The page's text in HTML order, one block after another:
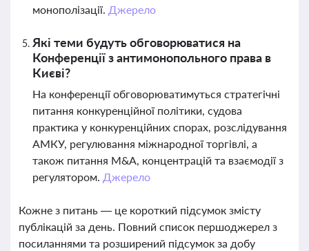
монополізації. Джерело
Які теми будуть обговорюватися на
Конференції з антимонопольного права в
Києві?
На конференції обговорюватимуться стратегічні
питання конкуренційної політики, судова
практика у конкуренційних спорах, розслідування
АМКУ, регулювання міжнародної торгівлі, а
також питання M&A, концентрацій та взаємодії з
регулятором. Джерело
Кожне з питань — це короткий підсумок змісту
публікацій за день. Повний список першоджерел з
посиланнями та розширений підсумок за добу